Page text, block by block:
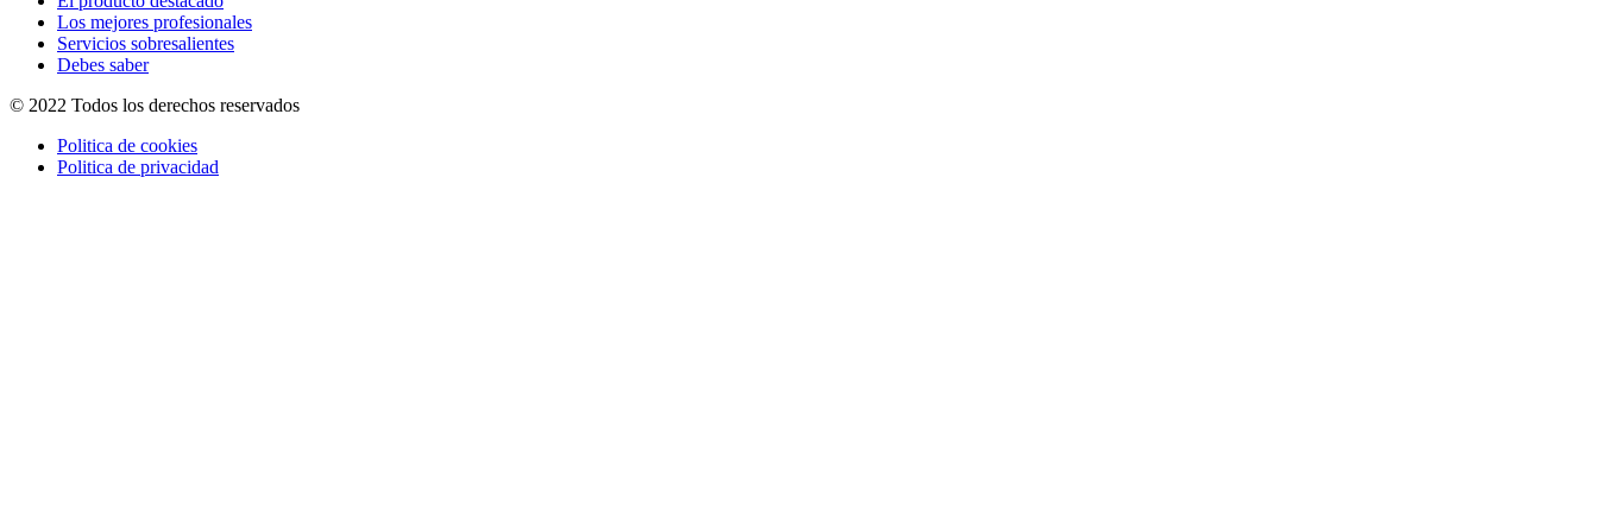
Los mejores profesionales
Servicios sobresalientes
Debes saber
© 2022 Todos los derechos reservados
Politica de cookies
Politica de privacidad